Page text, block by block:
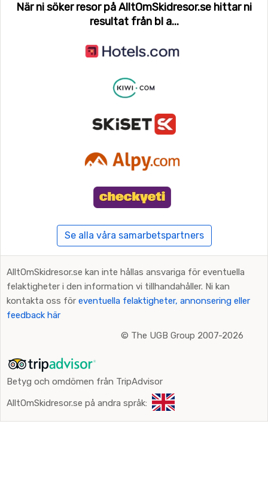
När ni söker resor på AlltOmSkidresor.se hittar ni
resultat från bl a...
Se alla våra samarbetspartners
AlltOmSkidresor.se kan inte hållas ansvariga för eventuella
felaktigheter i den information vi tillhandahåller. Ni kan
kontakta oss för eventuella felaktigheter, annonsering eller
feedback här
© The UGB Group 2007-2026
Betyg och omdömen från TripAdvisor
AlltOmSkidresor.se på andra språk: